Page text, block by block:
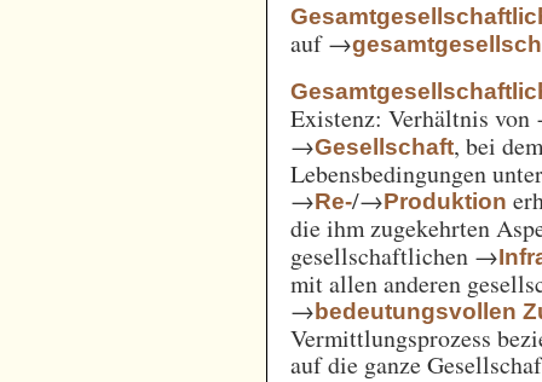
auf →
Existenz: Verhältnis
→Gesellschaft, bei
Lebensbedingungen
→Re-/→Produktion
die ihm zugekehrten
gesellschaftlichen →
mit allen anderen
→bedeutungsvollen
Vermittlungsprozess
auf die ganze